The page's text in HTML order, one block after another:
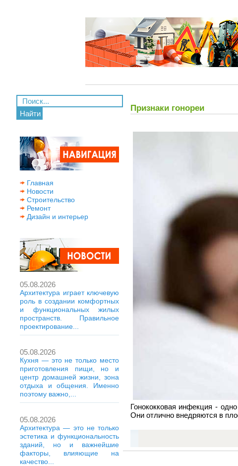
Найти
Главная
Новости
Строительство
Ремонт
Дизайн и интерьер
05.08.2026
Архитектура играет ключевую
роль в создании комфортных
и функциональных жилых
пространств. Правильное
проектирование...
05.08.2026
Кухня — это не только место
приготовления пищи, но и
центр домашней жизни, зона
отдыха и общения. Именно
поэтому важно,...
05.08.2026
Архитектура — это не только
эстетика и функциональность
зданий, но и важнейшие
факторы, влияющие на
качество...
Признаки гонореи
Гонококковая инфекция -
Они отлично внедряются в